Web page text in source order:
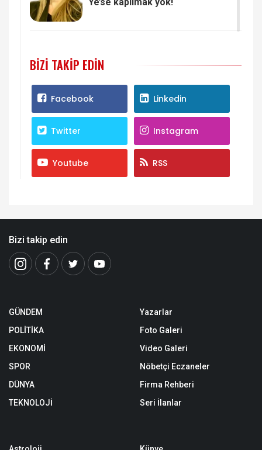
BIZI TAKIP EDIN
Facebook Linkedin
Twitter Instagram
Youtube RSS
Bizi takip edin
GÜNDEM
POLİTİKA
EKONOMİ
SPOR
DÜNYA
TEKNOLOJİ
Yazarlar
Foto Galeri
Video Galeri
Nöbetçi Eczaneler
Firma Rehberi
Seri İlanlar